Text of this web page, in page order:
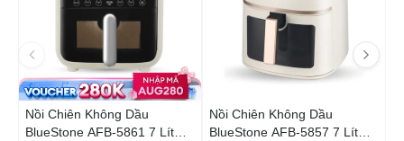
Nồi Chiên Không Dầu
BlueStone AFB-5861 7 Lít
Nồi Chiên Không Dầu
BlueStone AFB-5857 7 Lít